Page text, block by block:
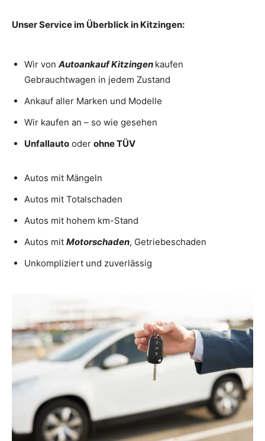
Unser Service im Überblick in Kitzingen:
Wir von AutoankaufKitzingen kaufen
Gebrauchtwagen in jedem Zustand
Ankauf aller Marken und Modelle
Wir kaufen an – so wie gesehen
Unfallauto oder ohne TÜV
Autos mit Mängeln
Autos mit Totalschaden
Autos mit hohem km-Stand
Autos mit Motorschaden, Getriebeschaden
Unkompliziert und zuverlässig